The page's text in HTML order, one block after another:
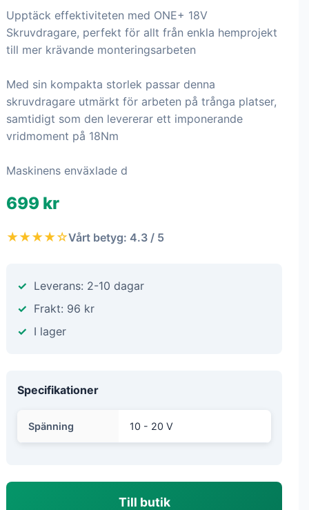
Upptäck effektiviteten med ONE+ 18V
Skruvdragare, perfekt för allt från enkla hemprojekt
till mer krävande monteringsarbeten
Med sin kompakta storlek passar denna
skruvdragare utmärkt för arbeten på trånga platser,
samtidigt som den levererar ett imponerande
vridmoment på 18Nm
Maskinens enväxlade d
699 kr
★★★★☆Vårt betyg: 4.3 / 5
Leverans: 2-10 dagar
Frakt: 96 kr
I lager
Specifikationer
Spänning 10 - 20 V
Till butik